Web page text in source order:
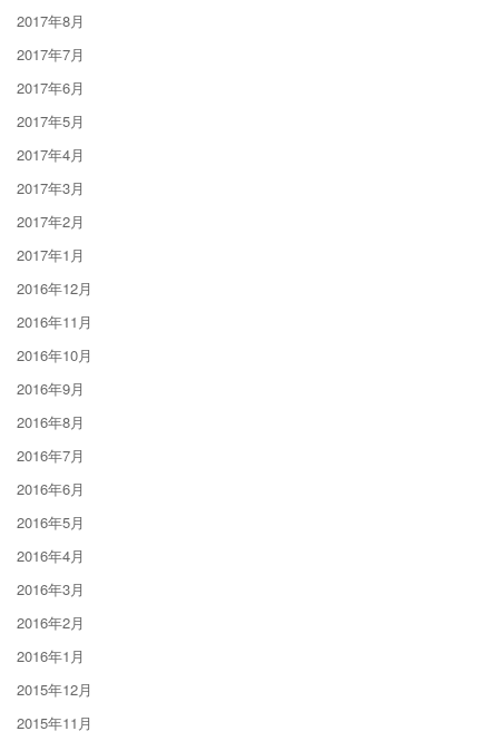
2017年8月
2017年7月
2017年6月
2017年5月
2017年4月
2017年3月
2017年2月
2017年1月
2016年12月
2016年11月
2016年10月
2016年9月
2016年8月
2016年7月
2016年6月
2016年5月
2016年4月
2016年3月
2016年2月
2016年1月
2015年12月
2015年11月